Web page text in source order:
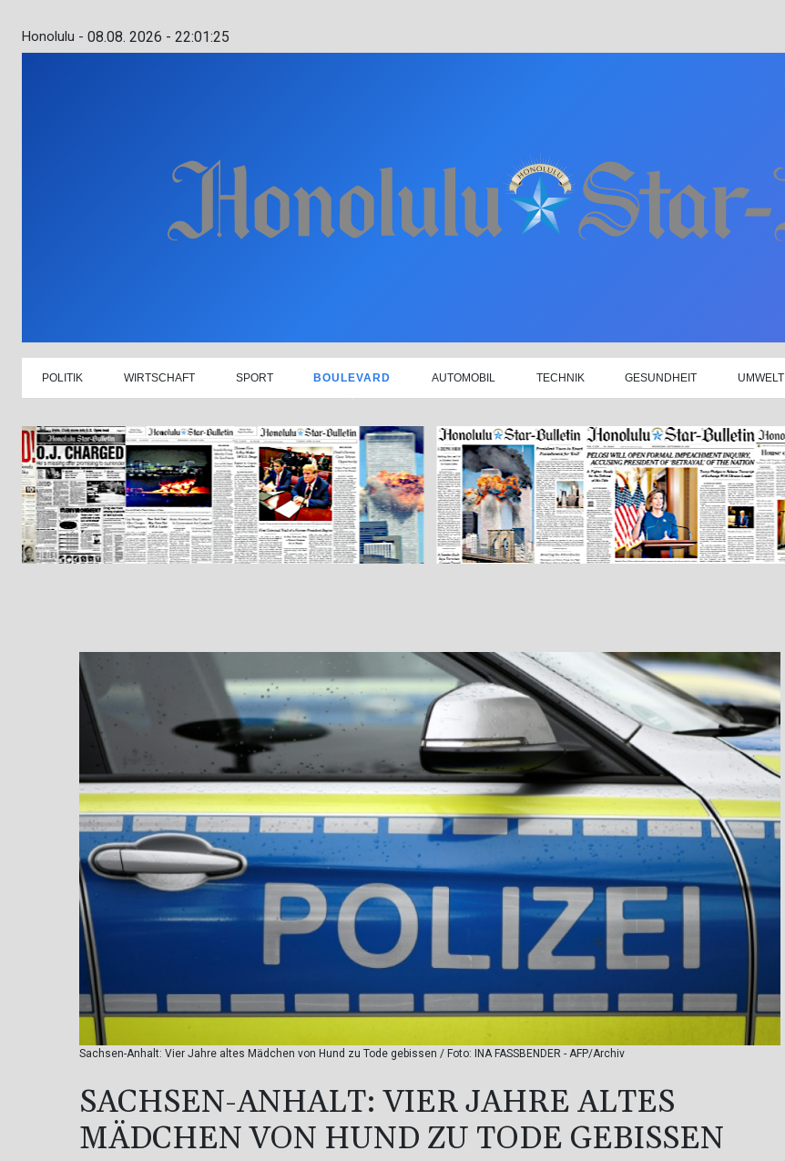
Honolulu - 08.08. 2026 - 22:01:26
POLITIK WIRTSCHAFT SPORT BOULEVARD AUTOMOBIL TECHNIK GESUNDHEIT UMWELT
Sachsen-Anhalt: Vier Jahre altes Mädchen von Hund zu Tode gebissen / Foto: INA FASSBENDER - AFP/Archiv
SACHSEN-ANHALT: VIER JAHRE ALTES
MÄDCHEN VON HUND ZU TODE GEBISSEN